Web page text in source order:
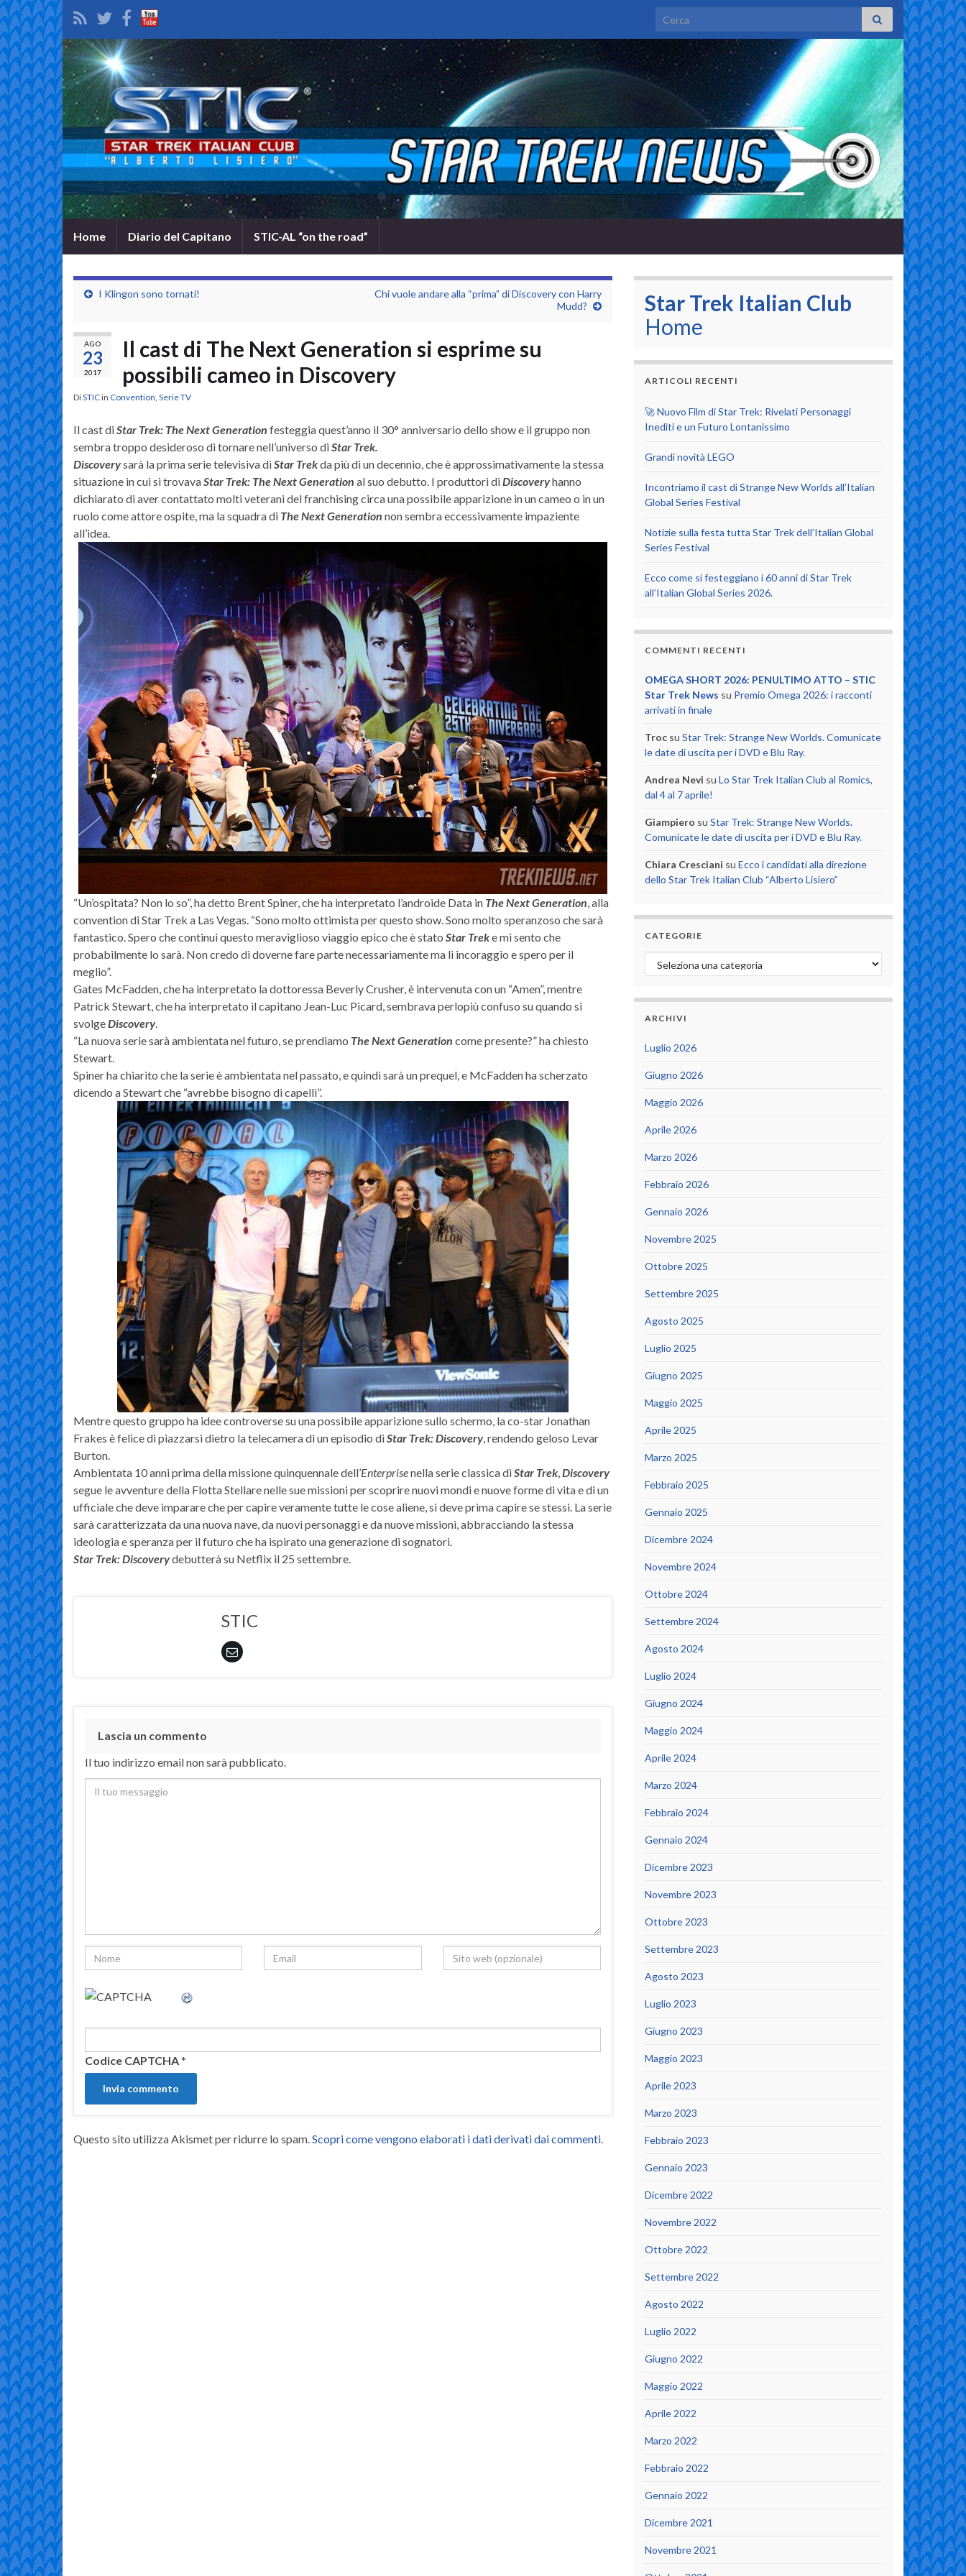
Search for:
Home Diario del Capitano STIC-AL “on the road”
I Klingon sono tornati!
Chi vuole andare alla “prima” di Discovery con Harry
Mudd?
AGO
23
2017
Il cast di The Next Generation si esprime su
possibili cameo in Discovery
DiSTICin Convention, Serie TV
Il cast diStar Trek: The Next Generation festeggia quest’anno il 30° anniversario dello show e il gruppo non
sembra troppo desideroso di tornare nell’universo diStar Trek.
Discoverysarà la prima serie televisiva diStar Trekda più di un decennio, che è approssimativamente la stessa
situazione in cui si trovavaStar Trek: The Next Generation al suo debutto. I produttori diDiscoveryhanno
dichiarato di aver contattato molti veterani del franchising circa una possibile apparizione in un cameo o in un
ruolo come attore ospite, ma la squadra di The Next Generation non sembra eccessivamente impaziente
all’idea.
“Un’ospitata? Non lo so”, ha detto Brent Spiner, che ha interpretato l’androide Data in The Next Generation, alla
convention di Star Trek a Las Vegas. “Sono molto ottimista per questo show. Sono molto speranzoso che sarà
fantastico. Spero che continui questo meraviglioso viaggio epico che è stato Star Treke mi sento che
probabilmente lo sarà. Non credo di doverne fare parte necessariamente ma li incoraggio e spero per il
meglio”.
Gates McFadden, che ha interpretato la dottoressa Beverly Crusher, è intervenuta con un “Amen”, mentre
Patrick Stewart, che ha interpretato il capitano Jean-Luc Picard, sembrava perlopiù confuso su quando si
svolgeDiscovery.
“La nuova serie sarà ambientata nel futuro, se prendiamo The Next Generation come presente?” ha chiesto
Stewart.
Spiner ha chiarito che la serie è ambientata nel passato, e quindi sarà un prequel, e McFadden ha scherzato
dicendo a Stewart che “avrebbe bisogno di capelli”.
Mentre questo gruppo ha idee controverse su una possibile apparizione sullo schermo, la co-star Jonathan
Frakes è felice di piazzarsi dietro la telecamera di un episodio diStar Trek: Discovery, rendendo geloso Levar
Burton.
Ambientata 10 anni prima della missione quinquennale dell’Enterprisenella serie classica diStar Trek,Discovery
segue le avventure della Flotta Stellare nelle sue missioni per scoprire nuovi mondi e nuove forme di vita e di un
ufficiale che deve imparare che per capire veramente tutte le cose aliene, si deve prima capire se stessi. La serie
sarà caratterizzata da una nuova nave, da nuovi personaggi e da nuove missioni, abbracciando la stessa
ideologia e speranza per il futuro che ha ispirato una generazione di sognatori.
Star Trek: Discoverydebutterà su Netflix il 25 settembre.
STIC
Lascia un commento
Il tuo indirizzo email non sarà pubblicato.
Codice CAPTCHA*
Questo sito utilizza Akismet per ridurre lo spam.Scopri come vengono elaborati i dati derivati dai commenti.
Star Trek Italian Club
Home
ARTICOLI RECENTI
🚀 Nuovo Film di Star Trek: Rivelati Personaggi
Inediti e un Futuro Lontanissimo
Grandi novità LEGO
Incontriamo il cast di Strange New Worlds all’Italian
Global Series Festival
Notizie sulla festa tutta Star Trek dell’Italian Global
Series Festival
Ecco come si festeggiano i 60 anni di Star Trek
all’Italian Global Series 2026.
COMMENTI RECENTI
OMEGA SHORT 2026: PENULTIMO ATTO – STIC
Star Trek News su Premio Omega 2026: i racconti
arrivati in finale
Troc su Star Trek: Strange New Worlds. Comunicate
le date di uscita per i DVD e Blu Ray.
Andrea Nevi su Lo Star Trek Italian Club al Romics,
dal 4 al 7 aprile!
Giampiero su Star Trek: Strange New Worlds.
Comunicate le date di uscita per i DVD e Blu Ray.
Chiara Cresciani su Ecco i candidati alla direzione
dello Star Trek Italian Club “Alberto Lisiero”
CATEGORIE
Categorie
ARCHIVI
Luglio 2026
Giugno 2026
Maggio 2026
Aprile 2026
Marzo 2026
Febbraio 2026
Gennaio 2026
Novembre 2025
Ottobre 2025
Settembre 2025
Agosto 2025
Luglio 2025
Giugno 2025
Maggio 2025
Aprile 2025
Marzo 2025
Febbraio 2025
Gennaio 2025
Dicembre 2024
Novembre 2024
Ottobre 2024
Settembre 2024
Agosto 2024
Luglio 2024
Giugno 2024
Maggio 2024
Aprile 2024
Marzo 2024
Febbraio 2024
Gennaio 2024
Dicembre 2023
Novembre 2023
Ottobre 2023
Settembre 2023
Agosto 2023
Luglio 2023
Giugno 2023
Maggio 2023
Aprile 2023
Marzo 2023
Febbraio 2023
Gennaio 2023
Dicembre 2022
Novembre 2022
Ottobre 2022
Settembre 2022
Agosto 2022
Luglio 2022
Giugno 2022
Maggio 2022
Aprile 2022
Marzo 2022
Febbraio 2022
Gennaio 2022
Dicembre 2021
Novembre 2021